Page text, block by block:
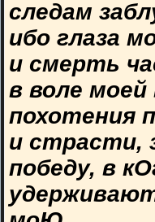
следам
ибо глаза
и смерть
в воле моей
похотения
и страсти,
победу, в